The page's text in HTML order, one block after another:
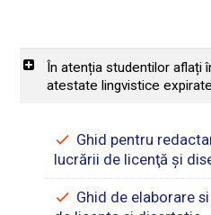
În atenția studentilor aflați
atestate lingvistice expirate
Ghid pentru
lucrării de licenţă şi
Ghid de elaborare